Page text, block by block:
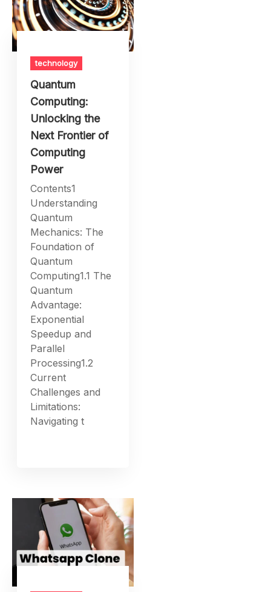
technology
Quantum
Computing:
Unlocking the
Next Frontier of
Computing
Power
Contents1
Understanding
Quantum
Mechanics: The
Foundation of
Quantum
Computing1.1 The
Quantum
Advantage:
Exponential
Speedup and
Parallel
Processing1.2
Current
Challenges and
Limitations:
Navigating t